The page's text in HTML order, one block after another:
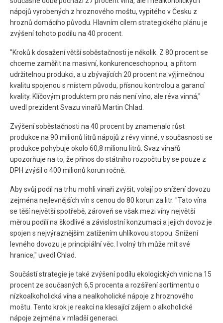
nápojů vyrobených z hroznového moštu, vypitého v Česku z
hroznů domácího původu. Hlavním cílem strategického plánu je
zvýšení tohoto podílu na 40 procent.
"Kroků k dosažení větší soběstačnosti je několik. Z 80 procent se
chceme zaměřit na masivní, konkurenceschopnou, a přitom
udržitelnou produkci, a u zbývajících 20 procent na výjimečnou
kvalitu spojenou s místem původu, přísnou kontrolou a garancí
kvality. Klíčovým produktem pro nás není víno, ale réva vinná,"
uvedl prezident Svazu vinařů Martin Chlad.
Zvýšení soběstačnosti na 40 procent by znamenalo růst
produkce na 90 milionů litrů nápojů z révy vinné, v současnosti se
produkce pohybuje okolo 60,8 milionu litrů. Svaz vinařů
upozorňuje na to, že přínos do státního rozpočtu by se pouze z
DPH zvýšil o 400 milionů korun ročně.
Aby svůj podíl na trhu mohli vinaři zvýšit, volají po snížení dovozu
zejména nejlevnějších vín s cenou do 80 korun za litr. "Tato vína
se těší největší spotřebě, zároveň se však mezi víny největší
měrou podílí na škodlivé a závislostní konzumaci a jejich dovoz je
spojen s nejvýraznějším zatížením uhlíkovou stopou. Snížení
levného dovozu je principiální věc. I volný trh může mít své
hranice," uvedl Chlad.
Součástí strategie je také zvýšení podílu ekologických vinic na 15
procent ze současných 6,5 procenta a rozšíření sortimentu o
nízkoalkoholická vína a nealkoholické nápoje z hroznového
moštu. Tento krok je reakcí na klesající zájem o alkoholické
nápoje zejména v mladší generaci.